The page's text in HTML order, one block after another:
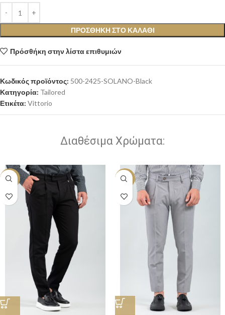
ΠΡΟΣΘΉΚΗ ΣΤΟ ΚΑΛΆΘΙ
Πρόσθήκη στην λίστα επιθυμιών
Κωδικός προϊόντος: 500-2425-SOLANO-Black
Κατηγορία: Tailored
Ετικέτα: Vittorio
Διαθέσιμα Χρώματα:
-30% -30%